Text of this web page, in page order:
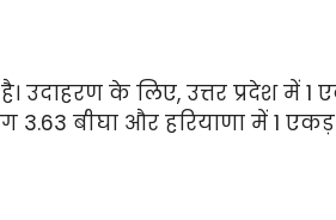
उदाहरण के लिए, उत्तर प्रदेश में
बीघा और हरियाणा में 1